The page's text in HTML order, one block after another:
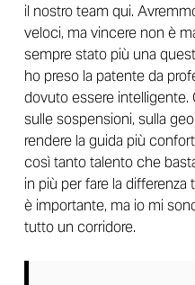
il nostro team qui.
veloci, ma vincere non è
sempre stato più una
ho preso la patente da
dovuto essere intelligente.
sulle sospensioni, sulla
rendere la guida più
così tanto talento che
in più per fare la
è importante, ma io mi
tutto un corridore.